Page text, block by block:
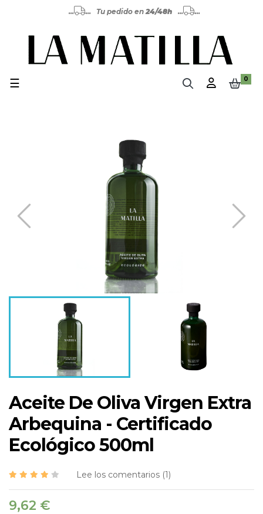
... ... Tu pedido en24/48h
Navegación de palanca
☰ 0
Aceite De Oliva Virgen Extra
Arbequina - Certificado
Ecológico 500ml
Lee los comentarios (1)
9,62 €